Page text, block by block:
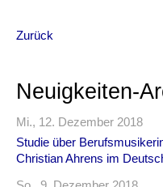
Zurück
Neuigkeiten-
Mi., 12. Dezember 2018
Studie über
Christian Ahrens im